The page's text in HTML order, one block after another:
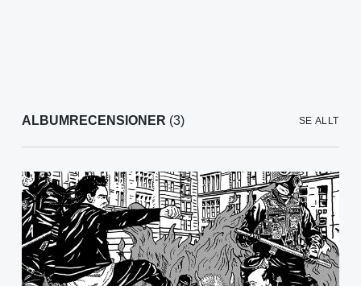
ALBUMRECENSIONER (3) SE ALLT